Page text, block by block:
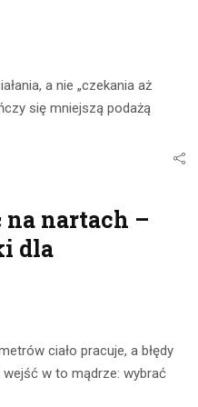
a nie „czekania aż
się mniejszą podażą
nartach –
dla
ciało pracuje, a błędy
w to mądrze: wybrać
Obserwacja po
zmroku: jak